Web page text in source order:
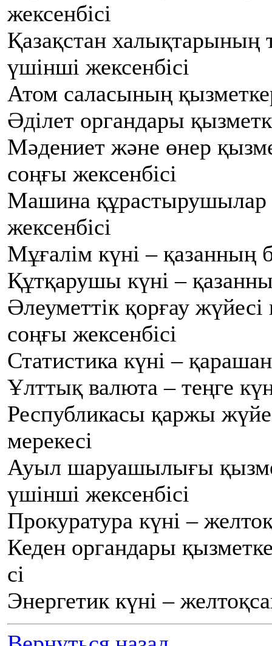
жексенбісі
Қазақстан халықтарының
үшінші жексенбісі
Атом саласының
Әділет органдары
Мәдениет және өнер
соңғы жексенбісі
Машина құрастырушылар
жексенбісі
Мұғалім күні – қазанның
Құтқарушы күні –
Әлеуметтік қорғау
соңғы жексенбісі
Статистика күні –
Ұлттық валюта – теңге
Республикасы қаржы
мерекесі
Ауыл шаруашылығы
үшінші жексенбісі
Прокуратура күні –
Кеден органдары
сі
Энергетик күні –